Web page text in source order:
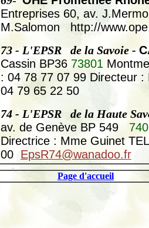
Entreprises 60, av.
M.Salomon
http://
73 - L'EPSR de la Savoie -
Cassin BP36 73801
: 04 78 77 07 99 Directeur
04 79 65 22 50
74 - L'EPSR de la Haute
av. de Genève BP 549
Directrice : Mme Guinet
00 EpsR74@wanadoo.fr
.
Page d'accueil